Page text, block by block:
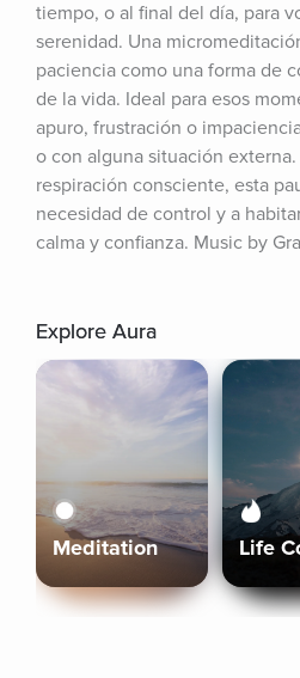
tiempo, o al final del día, para
serenidad. Una
paciencia como una forma de
de la vida. Ideal para esos
apuro, frustración o
o con alguna situación
respiración consciente, esta
necesidad de control y a
calma y confianza. Music by
Explore Aura
Meditation Life